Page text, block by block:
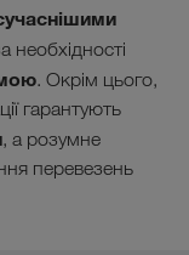
необхідності
. Окрім цього,
гарантують
, а розумне
перевезень